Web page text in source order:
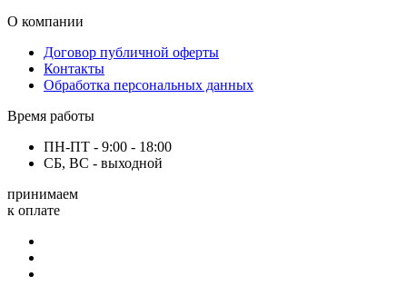
О компании
Договор публичной оферты
Контакты
Обработка персональных данных
Время работы
ПН-ПТ - 9:00 - 18:00
СБ, ВС - выходной
принимаем
к оплате